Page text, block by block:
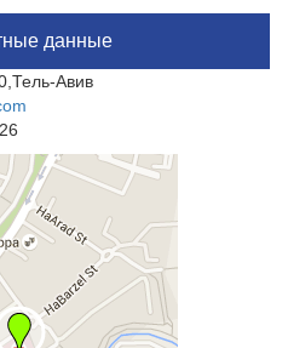
данные
Авив